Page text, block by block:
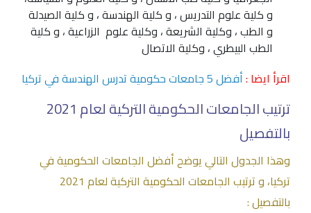
و كلية علوم التدريس ، و كلية الهندسة، و كلية الصيدلة
و الطب، وكلية الشريعة ، وكلية علوم الزراعية ، و كلية
الطب البيطري، وكلية الاتصال
اقرأ ايضا :أفضل 5 جامعات حكومية تدرس الهندسة في تركيا
ترتيب الجامعات الحكومية التركية لعام 2021
بالتفصيل
وهذا الجدول التالي يوضح أفضل الجامعات الحكومية في
تركيا، و ترتيب الجامعات الحكومية التركية لعام 2021
بالتفصيل :